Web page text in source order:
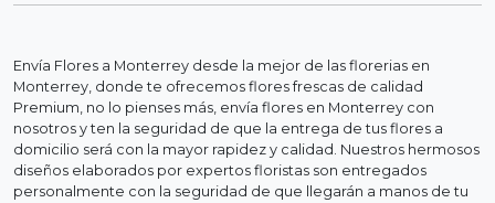
Envía Flores a Monterrey desde la mejor de las florerias en
Monterrey, donde te ofrecemos flores frescas de calidad
Premium, no lo pienses más, envía flores en Monterrey con
nosotros y ten la seguridad de que la entrega de tus flores a
domicilio será con la mayor rapidez y calidad. Nuestros hermosos
diseños elaborados por expertos floristas son entregados
personalmente con la seguridad de que llegarán a manos de tu